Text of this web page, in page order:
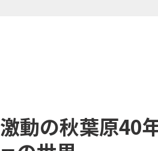
動の秋葉原40